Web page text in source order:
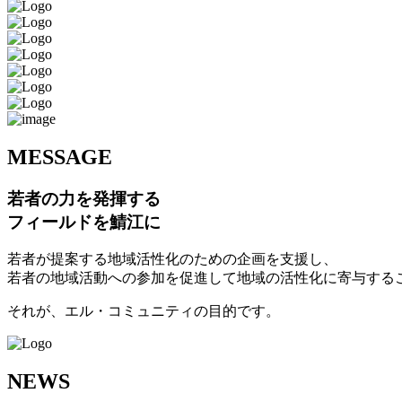
MESSAGE
若者の力を発揮する
フィールドを鯖江に
若者が提案する地域活性化のための企画を支援し、
若者の地域活動への参加を促進して地域の活性化に寄与する
それが、エル・コミュニティの目的です。
NEWS